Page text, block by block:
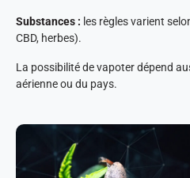
Substances : les règles varient
CBD, herbes).
La possibilité de vapoter dépend
aérienne ou du pays.